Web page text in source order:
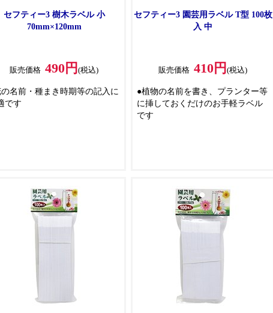
セフティー3 樹木ラベル 小
70mm×120mm
販売価格 490円 (税込)
名前・種まき時期等の記入に
です
セフティー3 園芸用ラベル T型 100枚
入 中
販売価格 410円 (税込)
●植物の名前を書き、プランター等
に挿しておくだけのお手軽ラベル
です